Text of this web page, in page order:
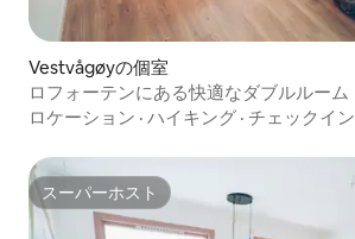
Vestvågøyの個室
ロフォーテンにある快適なダブルルーム
ロケーション · ハイキング · チェックイン
スーパーホスト
スーパーホスト